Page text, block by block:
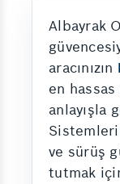
Albayrak
aracınızın
en
anlayışla
ve sürüş
tutmak